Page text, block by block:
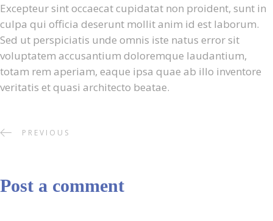
Excepteur sint occaecat cupidatat non proident, sunt in
culpa qui officia deserunt mollit anim id est laborum.
Sed ut perspiciatis unde omnis iste natus error sit
voluptatem accusantium doloremque laudantium,
totam rem aperiam, eaque ipsa quae ab illo inventore
veritatis et quasi architecto beatae.
PREVIOUS
Post a comment